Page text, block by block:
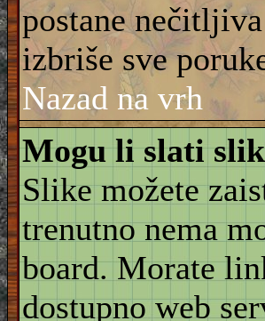
postane
izbriše sve
Nazad na vrh
Mogu li slati
Slike možete
trenutno nema
board. Morate
dostupno web